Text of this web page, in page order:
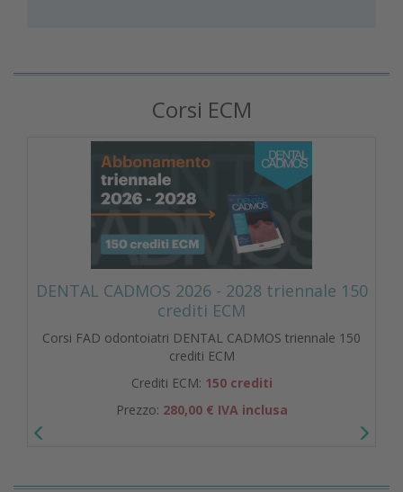
Corsi ECM
DENTAL CADMOS 2026 - 2028 triennale 150
crediti ECM
Corsi FAD odontoiatri DENTAL CADMOS triennale 150
crediti ECM
Crediti ECM: 150 crediti
Prezzo: 280,00 € IVA inclusa